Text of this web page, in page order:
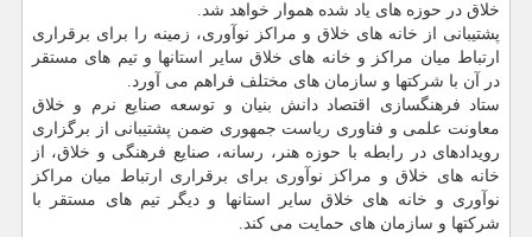
خلاق در حوزه های یاد شده هموار خواهد شد.
پشتیبانی از خانه های خلاق و مراکز نوآوری، زمینه را برای برقراری
ارتباط میان مراکز و خانه های خلاق سایر استانها و تیم های مستقر
در آن با شرکتها و سازمان های مختلف فراهم می آورد.
ستاد فرهنگسازی اقتصاد دانش بنیان و توسعه صنایع نرم و خلاق
معاونت علمی و فناوری ریاست جمهوری ضمن پشتیبانی از برگزاری
رویدادهای در رابطه با حوزه هنر، رسانه، صنایع فرهنگی و خلاق، از
خانه های خلاق و مراکز نوآوری برای برقراری ارتباط میان مراکز
نوآوری و خانه های خلاق سایر استانها و دیگر تیم های مستقر با
شرکتها و سازمان های حمایت می کند.